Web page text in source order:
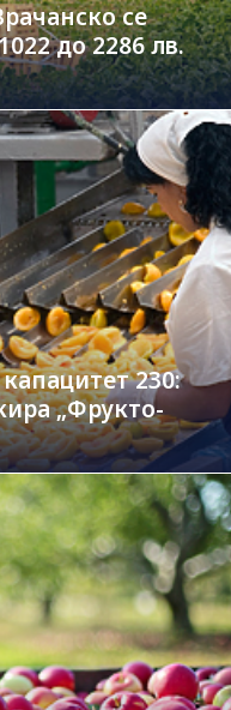
се
до 2286 лв.
230:
„Фрукто-